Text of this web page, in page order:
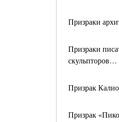
Призраки
Призраки
скульпторов…
Призрак
Призрак